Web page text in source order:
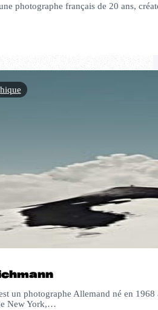
photographe français de 20 ans,
un photographe Allemand né en
New York,…